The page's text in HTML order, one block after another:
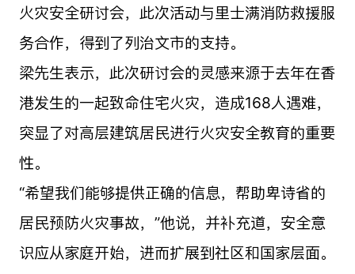
火灾安全研讨会，此次活动与里士满消防救援服
务合作，得到了列治文市的支持。
梁先生表示，此次研讨会的灵感来源于去年在香
港发生的一起致命住宅火灾，造成168人遇难，
突显了对高层建筑居民进行火灾安全教育的重要
性。
“希望我们能够提供正确的信息，帮助卑诗省的
居民预防火灾事故，”他说，并补充道，安全意
识应从家庭开始，进而扩展到社区和国家层面。